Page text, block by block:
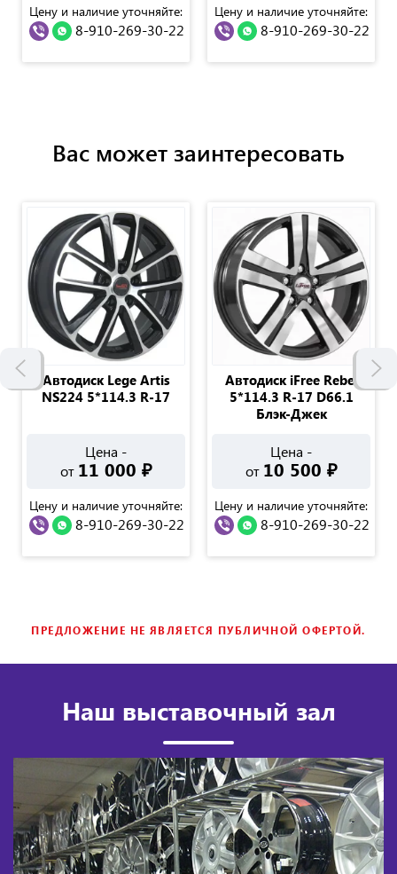
Цену и наличие уточняйте:
8-910-269-30-22
Цену и наличие уточняйте:
8-910-269-30-22
Вас может заинтересовать
Автодиск Lege Artis
NS224 5*114.3 R-17
Цена -
от 11 000 ₽
Цену и наличие уточняйте:
8-910-269-30-22
Автодиск iFree Rebel
5*114.3 R-17 D66.1
Блэк-Джек
Цена -
от 10 500 ₽
Цену и наличие уточняйте:
8-910-269-30-22
ПРЕДЛОЖЕНИЕ НЕ ЯВЛЯЕТСЯ ПУБЛИЧНОЙ ОФЕРТОЙ.
Наш выставочный зал